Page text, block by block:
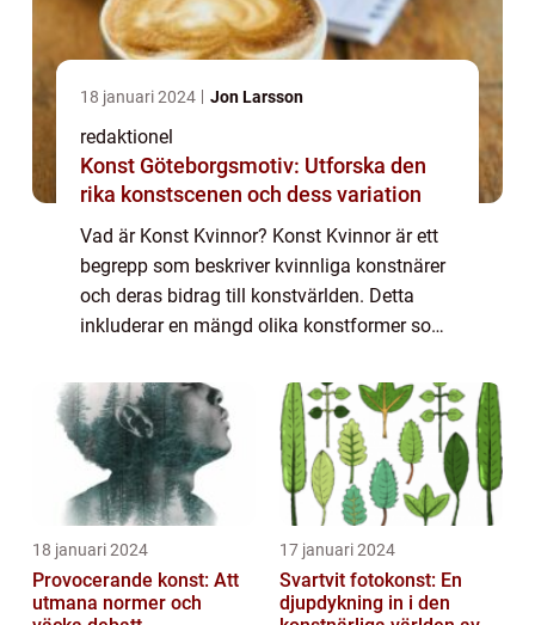
18 januari 2024 Jon Larsson
redaktionel
Konst Göteborgsmotiv: Utforska den
rika konstscenen och dess variation
Vad är Konst Kvinnor? Konst Kvinnor är ett
begrepp som beskriver kvinnliga konstnärer
och deras bidrag till konstvärlden. Detta
inkluderar en mängd olika konstformer som
performancekonst och mycket mer. Konst
Kvinnor kän...
18 januari 2024
Provocerande konst: Att
utmana normer och
17 januari 2024
Svartvit fotokonst: En
djupdykning in i den